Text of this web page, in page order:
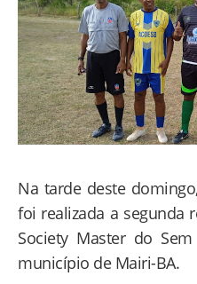
Na tarde deste
foi realizada a segunda
Society Master do
município de Mairi-BA.